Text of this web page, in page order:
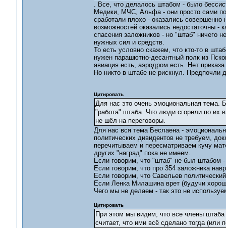
. Все, что делалось штабом - было
Медики, МЧС, Альфа - они просто сами по
сработали плохо - оказались
возможностей оказались недостаточны -
спасения заложников - но "штаб" ничего
нужных сил и средств.
То есть условно скажем, что кто-то в
нужен парашютно-десантный полк из
авиация есть, аэродром есть. Нет приказа.
Но никто в штабе не рискнул. Предпочли
Цитировать
Для нас это очень эмоциональная тема.
"работа" штаба. Что люди сгорели по их
не шёл на переговоры.
Для нас вся тема Беслаена -
политических дивидентов не требуем,
перечитываем и пересматриваем кучу
других "наград" пока не имеем.
Если говорим, что "штаб" не был штабом
Если говорим, что про 354 заложника
Если говорим, что Савельев
Если Ленка Милашина врет (будучи
Чего мы не делаем - так это не
Цитировать
При этом мы видим, что все члены
считает, что ими всё сделано тогда (или